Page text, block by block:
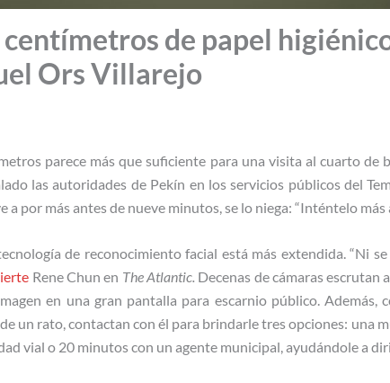
de papel
Ors Villarejo
parece más que suficiente para una visita al cuarto de
las autoridades de Pekín en los servicios públicos del
por más antes de nueve minutos, se lo niega: “Inténtelo más
de reconocimiento facial está más extendida. “Ni
Rene Chun en The Atlantic. Decenas de cámaras escrutan
en una gran pantalla para escarnio público. Además,
un rato, contactan con él para brindarle tres opciones: una
vial o 20 minutos con un agente municipal, ayudándole a